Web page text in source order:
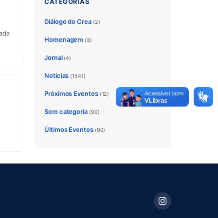
Diálogo do Crea (2)
Homenagem (3)
Jornal (4)
Notícias (1541)
Próximos Eventos (12)
Sem categoria (99)
Últimos Eventos (99)